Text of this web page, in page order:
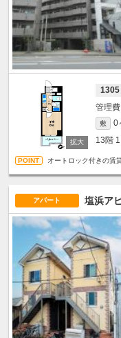
1305
敷 0
13階
オートロック付きの賃
アパート 塩浜ア